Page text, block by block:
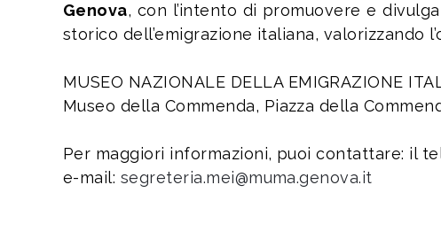
Genova, con l’intento di promuovere e
storico dell’emigrazione italiana, valorizzando
MUSEO NAZIONALE DELLA EMIGRAZIONE
Museo della Commenda, Piazza della
Per maggiori informazioni, puoi contattare: il
e-mail: segreteria.mei@muma.genova.it